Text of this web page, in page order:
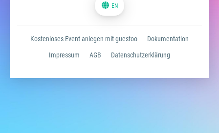
EN
Kostenloses Event anlegen mit guestoo Dokumentation
Impressum AGB Datenschutzerklärung